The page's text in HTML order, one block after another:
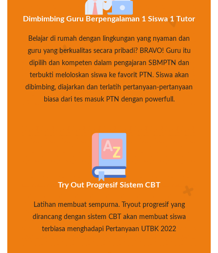
Dimbimbing Guru Berpengalaman 1 Siswa 1 Tutor
Belajar di rumah dengan lingkungan yang nyaman dan
guru yang berkualitas secara pribadi? BRAVO! Guru itu
dipilih dan kompeten dalam pengajaran SBMPTN dan
terbukti meloloskan siswa ke favorit PTN. Siswa akan
dibimbing, diajarkan dan terlatih pertanyaan-pertanyaan
biasa dari tes masuk PTN dengan powerfull.
Try Out Progresif Sistem CBT
Latihan membuat sempurna. Tryout progresif yang
dirancang dengan sistem CBT akan membuat siswa
terbiasa menghadapi Pertanyaan UTBK 2022